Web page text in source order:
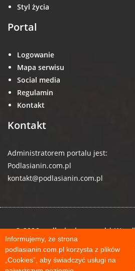
Informujemy, że strona
podlasianin.com.pl korzysta z plików
„Cookies”, aby świadczyć usługi na
Styl życia
Portal
Logowanie
Mapa serwisu
Social media
Regulamin
Kontakt
Kontakt
Administratorem portalu jest:
Podlasianin.com.pl
kontakt@podlasianin.com.pl
© 2026 podlasianin.com.pl |